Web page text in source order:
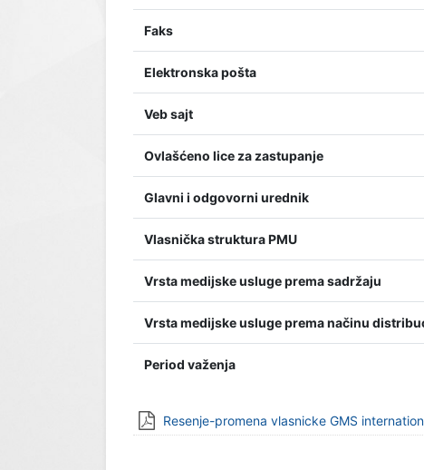
Faks
Elektronska pošta
Veb sajt
Ovlašćeno lice za zastupanje
Glavni i odgovorni urednik
Vlasnička struktura PMU
Vrsta medijske usluge prema sadržaju
Vrsta medijske usluge prema načinu
Period važenja
Resenje-promena vlasnicke GMS